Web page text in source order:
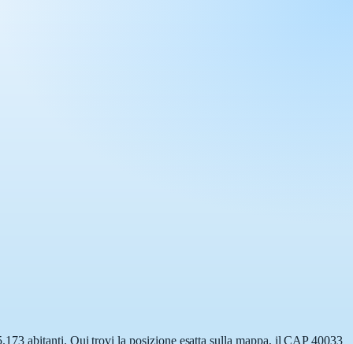
abitanti. Qui trovi la posizione esatta sulla mappa, il CAP 40033